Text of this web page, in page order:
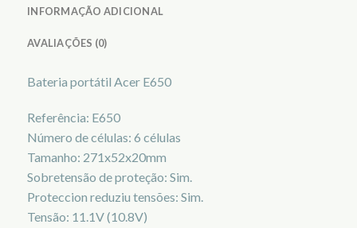
INFORMAÇÃO ADICIONAL
AVALIAÇÕES (0)
Bateria portátil Acer E650
Referência: E650
Número de células: 6 células
Tamanho: 271x52x20mm
Sobretensão de proteção: Sim.
Proteccion reduziu tensões: Sim.
Tensão: 11.1V (10.8V)